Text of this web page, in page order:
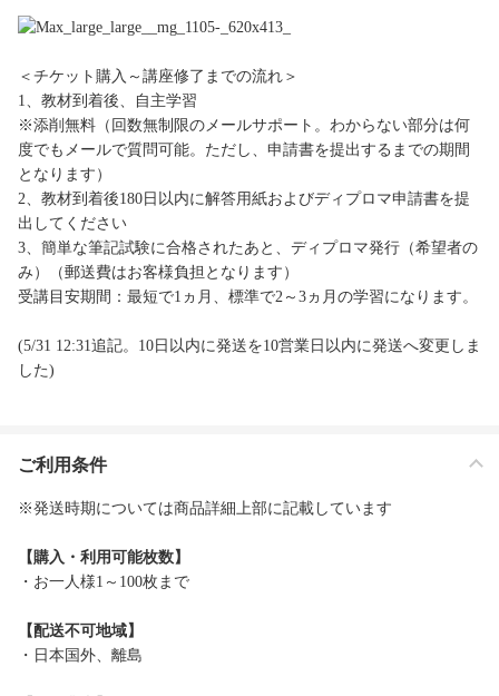
＜チケット購入～講座修了までの流れ＞
1、教材到着後、自主学習
※添削無料（回数無制限のメールサポート。わからない部分は何
度でもメールで質問可能。ただし、申請書を提出するまでの期間
となります）
2、教材到着後180日以内に解答用紙およびディプロマ申請書を提
出してください
3、簡単な筆記試験に合格されたあと、ディプロマ発行（希望者の
み）（郵送費はお客様負担となります）
受講目安期間：最短で1ヵ月、標準で2～3ヵ月の学習になります。
(5/31 12:31追記。10日以内に発送を10営業日以内に発送へ変更しま
した)
ご利用条件
※発送時期については商品詳細上部に記載しています
【購入・利用可能枚数】
・お一人様1～100枚まで
【配送不可地域】
・日本国外、離島